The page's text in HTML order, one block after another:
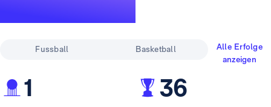
Fussball Basketball
Alle Erfolge
anzeigen
1 36